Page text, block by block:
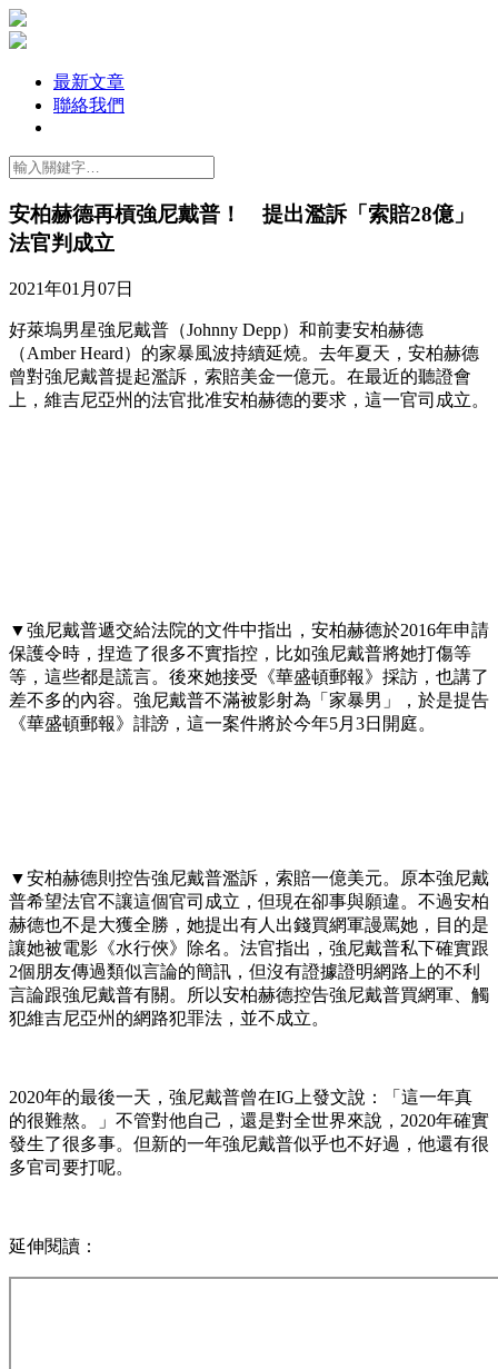
最新文章
聯絡我們
安柏赫德再槓強尼戴普！ 提出濫訴「索賠28億」
法官判成立
2021年01月07日
好萊塢男星強尼戴普（Johnny Depp）和前妻安柏赫德
（Amber Heard）的家暴風波持續延燒。去年夏天，安柏赫德
曾對強尼戴普提起濫訴，索賠美金一億元。在最近的聽證會
上，維吉尼亞州的法官批准安柏赫德的要求，這一官司成立。
▼強尼戴普遞交給法院的文件中指出，安柏赫德於2016年申請
保護令時，捏造了很多不實指控，比如強尼戴普將她打傷等
等，這些都是謊言。後來她接受《華盛頓郵報》採訪，也講了
差不多的內容。強尼戴普不滿被影射為「家暴男」，於是提告
《華盛頓郵報》誹謗，這一案件將於今年5月3日開庭。
▼安柏赫德則控告強尼戴普濫訴，索賠一億美元。原本強尼戴
普希望法官不讓這個官司成立，但現在卻事與願違。不過安柏
赫德也不是大獲全勝，她提出有人出錢買網軍謾罵她，目的是
讓她被電影《水行俠》除名。法官指出，強尼戴普私下確實跟
2個朋友傳過類似言論的簡訊，但沒有證據證明網路上的不利
言論跟強尼戴普有關。所以安柏赫德控告強尼戴普買網軍、觸
犯維吉尼亞州的網路犯罪法，並不成立。
2020年的最後一天，強尼戴普曾在IG上發文說：「這一年真
的很難熬。」不管對他自己，還是對全世界來說，2020年確實
發生了很多事。但新的一年強尼戴普似乎也不好過，他還有很
多官司要打呢。
延伸閱讀：